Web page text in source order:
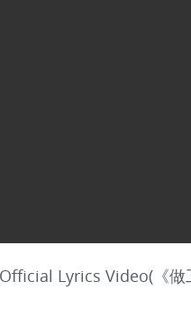
Lyrics Video(《做